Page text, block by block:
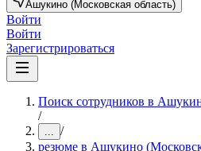
Ашукино (Московская область)
Войти
Войти
Зарегистрироваться
Поиск сотрудников в
/
... /
резюме в Ашукино